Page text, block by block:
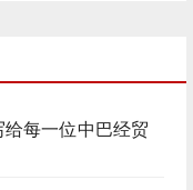
每一位中巴经贸